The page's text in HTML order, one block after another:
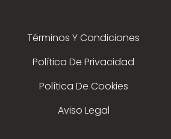
Términos Y Condiciones
Política De Privacidad
Política De Cookies
Aviso Legal